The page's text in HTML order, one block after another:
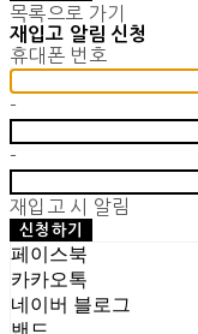
목록으로 가기
재입고 알림 신청
휴대폰 번호
-
-
재입고 시 알림
신청하기
페이스북
카카오톡
네이버 블로그